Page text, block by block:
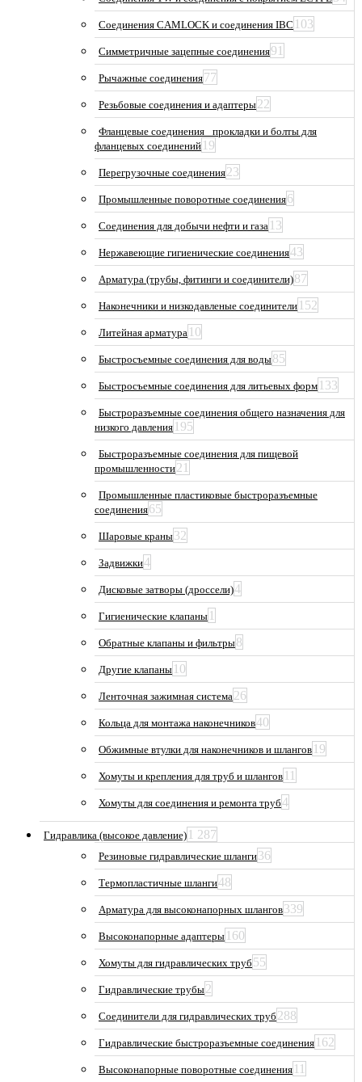
Соединения CAMLOCK и соединения IBC 103
Симметричные зацепные соединения91
Рычажные соединения77
Резьбовые соединения и адаптеры22
Фланцевые соединения_ прокладки и болты для
фланцевых соединений 19
Перегрузочные соединения23
Промышленные поворотные соединения6
Соединения для добычи нефти и газа 13
Нержавеющие гигиенические соединения43
Арматура (трубы, фитинги и соединители)87
Наконечники и низкодавленые соединители 152
Литейная арматура 10
Быстросъемные соединения для воды85
Быстросъемные соединения для литьевых форм 133
Быстроразъемные соединения общего назначения для
низкого давления 195
Быстроразъемные соединения для пищевой
промышленности21
Промышленные пластиковые быстроразъемные
соединения65
Шаровые краны32
Задвижки4
Дисковые затворы (дроссели)4
Гигиенические клапаны 1
Обратные клапаны и фильтры8
Другие клапаны 10
Ленточная зажимная система26
Кольца для монтажа наконечников40
Обжимные втулки для наконечников и шлангов 19
Хомуты и крепления для труб и шлангов 11
Хомуты для соединения и ремонта труб4
Гидравлика (высокое давление) 1 287
Резиновые гидравлические шланги36
Термопластичные шланги48
Арматура для высоконапорных шлангов339
Высоконапорные адаптеры 160
Хомуты для гидравлических труб 55
Гидравлические трубы2
Соединители для гидравлических труб 288
Гидравлические быстроразъемные соединения 162
Высоконапорные поворотные соединения 11